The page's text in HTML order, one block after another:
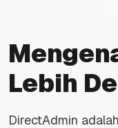
Lebih
DirectAdmin